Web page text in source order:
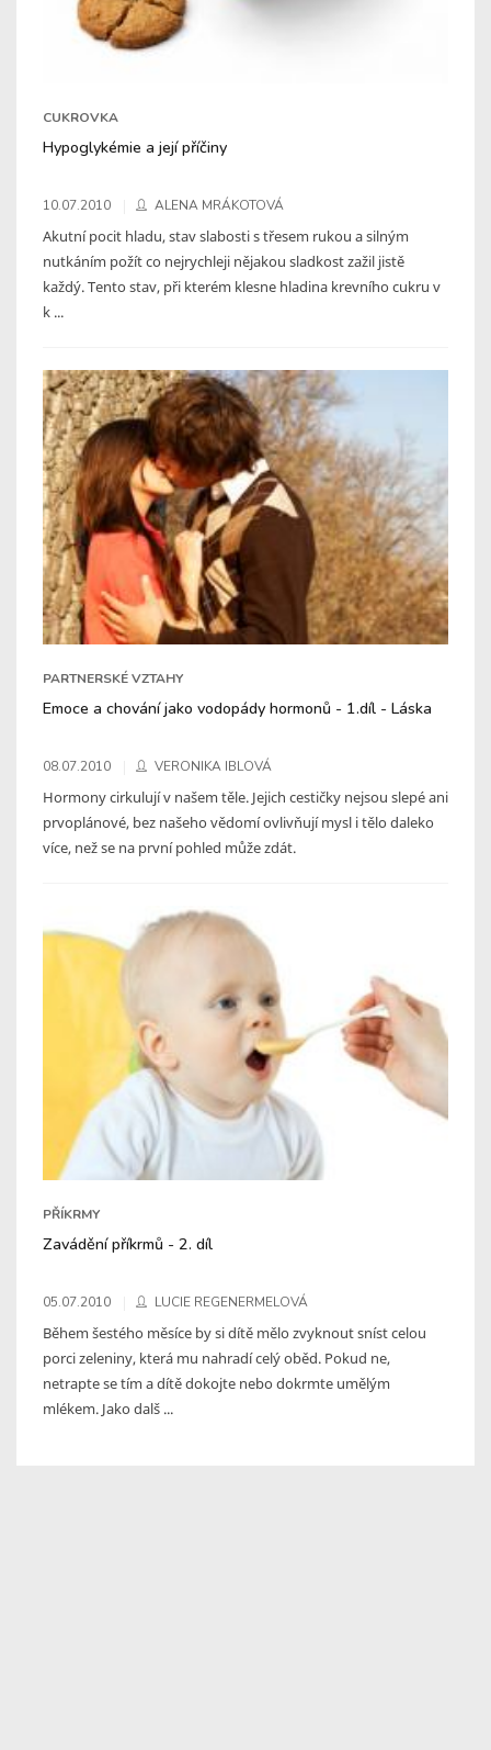
CUKROVKA
Hypoglykémie a její příčiny
10.07.2010 ALENA MRÁKOTOVÁ
Akutní pocit hladu, stav slabosti s třesem rukou a silným
nutkáním požít co nejrychleji nějakou sladkost zažil jistě
každý. Tento stav, při kterém klesne hladina krevního cukru v
k ...
PARTNERSKÉ VZTAHY
Emoce a chování jako vodopády hormonů - 1.díl - Láska
08.07.2010 VERONIKA IBLOVÁ
Hormony cirkulují v našem těle. Jejich cestičky nejsou slepé ani
prvoplánové, bez našeho vědomí ovlivňují mysl i tělo daleko
více, než se na první pohled může zdát.
PŘÍKRMY
Zavádění příkrmů - 2. díl
05.07.2010 LUCIE REGENERMELOVÁ
Během šestého měsíce by si dítě mělo zvyknout sníst celou
porci zeleniny, která mu nahradí celý oběd. Pokud ne,
netrapte se tím a dítě dokojte nebo dokrmte umělým
mlékem. Jako dalš ...